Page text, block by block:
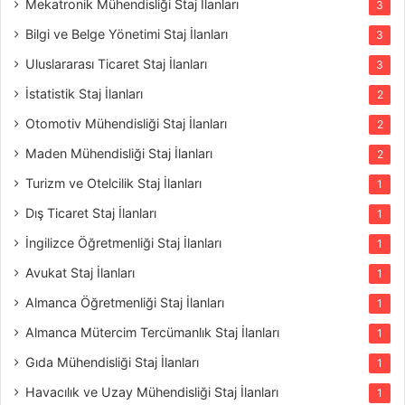
Mekatronik Mühendisliği Staj İlanları 3
Bilgi ve Belge Yönetimi Staj İlanları 3
Uluslararası Ticaret Staj İlanları 3
İstatistik Staj İlanları 2
Otomotiv Mühendisliği Staj İlanları 2
Maden Mühendisliği Staj İlanları 2
Turizm ve Otelcilik Staj İlanları 1
Dış Ticaret Staj İlanları 1
İngilizce Öğretmenliği Staj İlanları 1
Avukat Staj İlanları 1
Almanca Öğretmenliği Staj İlanları 1
Almanca Mütercim Tercümanlık Staj İlanları 1
Gıda Mühendisliği Staj İlanları 1
Havacılık ve Uzay Mühendisliği Staj İlanları 1